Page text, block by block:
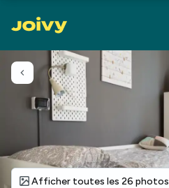
Retour
Afficher toutes les 26 photos